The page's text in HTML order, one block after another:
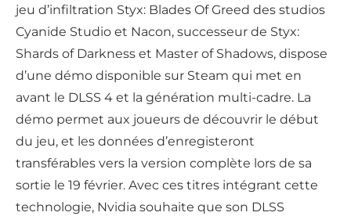
jeu d’infiltration Styx: Blades Of Greed des studios
Cyanide Studio et Nacon, successeur de Styx:
Shards of Darkness et Master of Shadows, dispose
d’une démo disponible sur Steam qui met en
avant le DLSS 4 et la génération multi-cadre. La
démo permet aux joueurs de découvrir le début
du jeu, et les données d’enregisteront
transférables vers la version complète lors de sa
sortie le 19 février. Avec ces titres intégrant cette
technologie, Nvidia souhaite que son DLSS